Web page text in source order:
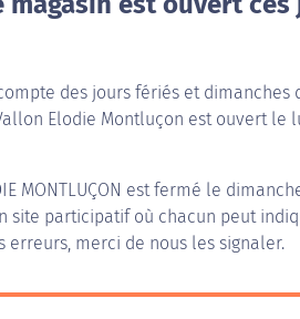
des jours fériés et dimanches
Elodie Montluçon est ouvert le
MONTLUÇON est fermé le
site participatif où chacun peut
erreurs, merci de nous les signaler.